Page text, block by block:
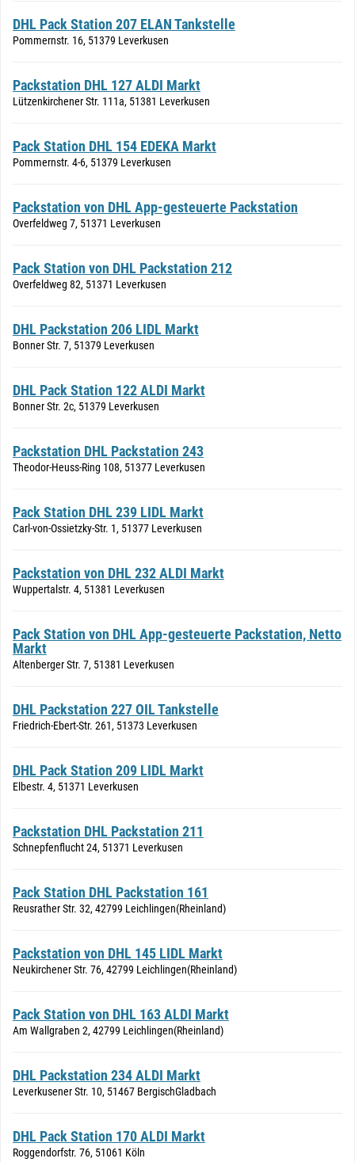
DHL Pack Station 207 ELAN Tankstelle
Pommernstr. 16, 51379 Leverkusen
Packstation DHL 127 ALDI Markt
Lützenkirchener Str. 111a, 51381 Leverkusen
Pack Station DHL 154 EDEKA Markt
Pommernstr. 4-6, 51379 Leverkusen
Packstation von DHL App-gesteuerte Packstation
Overfeldweg 7, 51371 Leverkusen
Pack Station von DHL Packstation 212
Overfeldweg 82, 51371 Leverkusen
DHL Packstation 206 LIDL Markt
Bonner Str. 7, 51379 Leverkusen
DHL Pack Station 122 ALDI Markt
Bonner Str. 2c, 51379 Leverkusen
Packstation DHL Packstation 243
Theodor-Heuss-Ring 108, 51377 Leverkusen
Pack Station DHL 239 LIDL Markt
Carl-von-Ossietzky-Str. 1, 51377 Leverkusen
Packstation von DHL 232 ALDI Markt
Wuppertalstr. 4, 51381 Leverkusen
Pack Station von DHL App-gesteuerte Packstation, Netto
Markt
Altenberger Str. 7, 51381 Leverkusen
DHL Packstation 227 OIL Tankstelle
Friedrich-Ebert-Str. 261, 51373 Leverkusen
DHL Pack Station 209 LIDL Markt
Elbestr. 4, 51371 Leverkusen
Packstation DHL Packstation 211
Schnepfenflucht 24, 51371 Leverkusen
Pack Station DHL Packstation 161
Reusrather Str. 32, 42799 Leichlingen(Rheinland)
Packstation von DHL 145 LIDL Markt
Neukirchener Str. 76, 42799 Leichlingen(Rheinland)
Pack Station von DHL 163 ALDI Markt
Am Wallgraben 2, 42799 Leichlingen(Rheinland)
DHL Packstation 234 ALDI Markt
Leverkusener Str. 10, 51467 BergischGladbach
DHL Pack Station 170 ALDI Markt
Roggendorfstr. 76, 51061 Köln